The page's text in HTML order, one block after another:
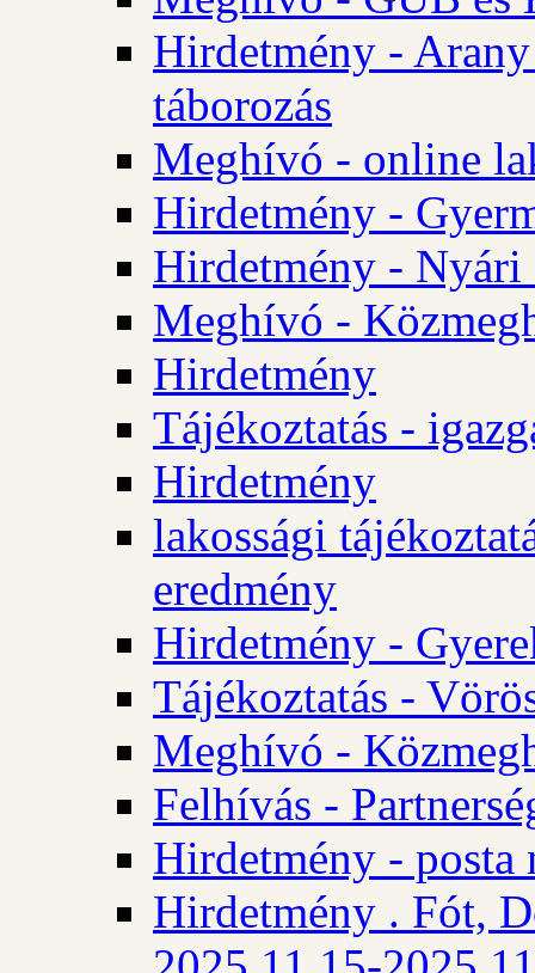
Hirdetmény - Arany
táborozás
Meghívó - online
Hirdetmény -
Hirdetmény - Nyári
Meghívó -
Hirdetmény
Tájékoztatás -
Hirdetmény
lakossági
eredmény
Hirdetmény -
Tájékoztatás -
Meghívó -
Felhívás -
Hirdetmény - posta
Hirdetmény . Fót,